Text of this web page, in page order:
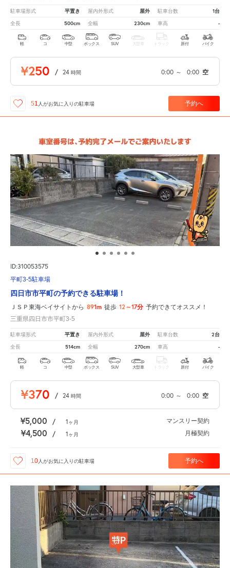
駐車場形式 平置き 屋内外形式 屋外 駐車台数 1台
全長 500cm 全幅 230cm 車高 -
軽 コ 中型 ボックス SUV 大型車 トラック 原付 バイク
¥250 / 24 時間 0:00 ～ 0:00 空
51 人がお気に入りの駐車場 予約へ
ID:310053575
平町3-5駐車場
四日市市平町の予約できる駐車場！
ＪＳＰ東海ベイサイトから 891m 徒歩 12～17分 予約できてオススメ！
三重県四日市市平町3-5
駐車場形式 平置き 屋内外形式 屋外 駐車台数 2台
全長 514cm 全幅 270cm 車高 -
軽 コ 中型 ボックス SUV 大型車 トラック 原付 バイク
¥370 / 24 時間 0:00 ～ 0:00 空
¥5,000 / 1ヶ月 マンスリー契約
¥4,500 / 1ヶ月 月極契約
10 人がお気に入りの駐車場 予約へ